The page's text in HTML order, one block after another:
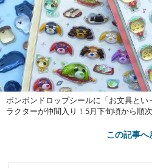
ボンボンドロップシールに「お文具と
ラクターが仲間入り！5月下旬頃から順
この記事へ